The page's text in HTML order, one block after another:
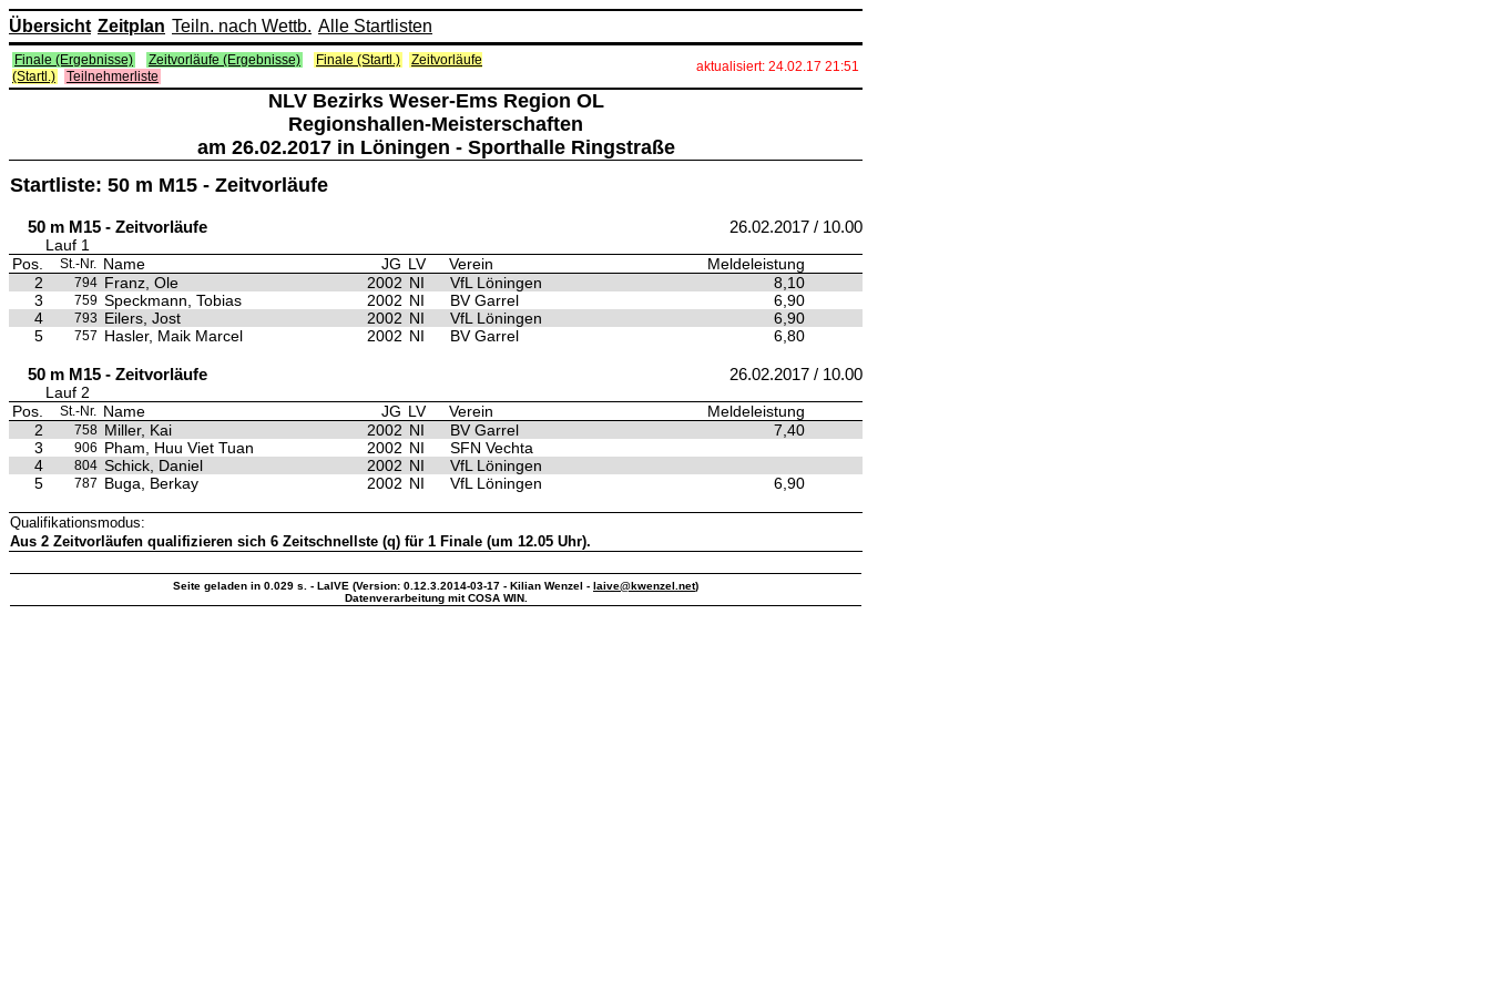
Übersicht Zeitplan Teiln. nach Wettb. Alle Startlisten
Finale (Ergebnisse) Zeitvorläufe (Ergebnisse) Finale (Startl.)
Zeitvorläufe
(Startl.)
Teilnehmerliste
aktualisiert: 24.02.17 21:51
NLV Bezirks Weser-Ems Region OL
Regionshallen-Meisterschaften
am 26.02.2017 in Löningen - Sporthalle Ringstraße
Startliste: 50 m M15 - Zeitvorläufe
50 m M15 - Zeitvorläufe 26.02.2017 / 10.00
Lauf 1
Pos.
St.-Nr. Name JG LV Verein
Meldeleistung
2
794 Franz, Ole 2002 NI VfL Löningen
8,10
3
759 Speckmann, Tobias 2002 NI BV Garrel
6,90
4
793 Eilers, Jost 2002 NI VfL Löningen
6,90
5
757 Hasler, Maik Marcel 2002 NI BV Garrel 6,80
50 m M15 - Zeitvorläufe 26.02.2017 / 10.00
Lauf 2
Pos.
St.-Nr. Name JG LV Verein
Meldeleistung
2
758 Miller, Kai 2002 NI BV Garrel
7,40
3
906 Pham, Huu Viet Tuan 2002 NI
SFN Vechta
4
804 Schick, Daniel 2002 NI
VfL Löningen
5
787 Buga, Berkay 2002 NI VfL Löningen 6,90
Qualifikationsmodus:
Aus 2 Zeitvorläufen qualifizieren sich 6 Zeitschnellste (q) für 1 Finale (um 12.05 Uhr).
Seite geladen in 0.029 s. - LaIVE (Version: 0.12.3.2014-03-17 - Kilian Wenzel - laive@kwenzel.net)
Datenverarbeitung mit COSA WIN.